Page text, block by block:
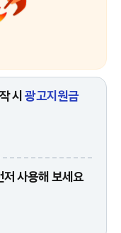
시광고지원금
저 사용해 보세요